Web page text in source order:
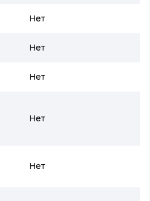
Нет
Нет
Нет
Нет
Нет